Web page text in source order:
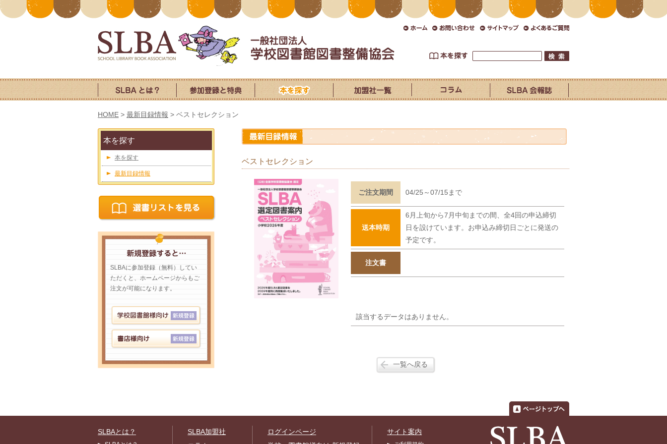
HOME > 最新目録情報 > ベストセレクション
ベストセレクション
ご注文期間 04/25～07/15まで
送本時期
6月上旬から7月中旬までの間、全4回の申込締切
日を設けています。お申込み締切日ごとに発送の
予定です。
注文書
該当するデータはありません。
一覧へ戻る
本を探す
本を探す
最新目録情報
SLBAに参加登録（無料）してい
ただくと、ホームページからもご
注文が可能になります。
SLBAとは？
SLBA加盟社
ログインページ
サイト案内